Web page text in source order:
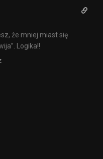
że mniej miast się
Logika!!